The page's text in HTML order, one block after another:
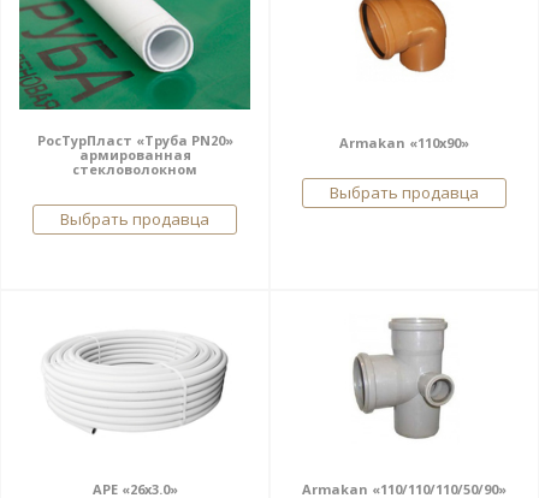
РосТурПласт «Труба PN20»
армированная
стекловолокном
Выбрать продавца
Armakan «110х90»
Выбрать продавца
APE «26х3.0» Armakan «110/110/110/50/90»